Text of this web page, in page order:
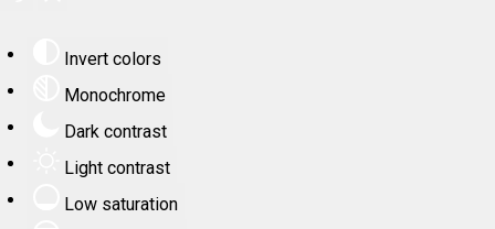
Invert colors
Monochrome
Dark contrast
Light contrast
Low saturation